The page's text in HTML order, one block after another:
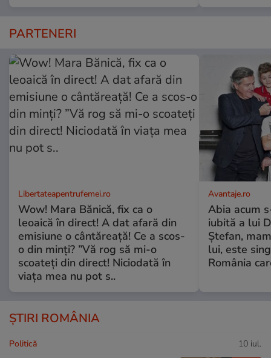
PARTENERI
Libertateapentrufemei.ro
Wow! Mara Bănică, fix ca o
leoaică în direct! A dat afară din
emisiune o cântăreață! Ce a scos-
o din minți? ”Vă rog să mi-o
scoateți din direct! Niciodată în
viața mea nu pot s..
Avantaje.ro
Abia acum
iubită a lui
Ștefan,
lui, este
România
ȘTIRI ROMÂNIA
Politică 10 iul.